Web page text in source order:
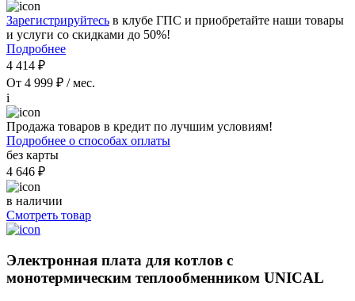
Зарегистрируйтесь в клубе ГПС и приобретайте наши товары
и услуги со скидками до 50%!
Подробнее
4 414 ₽
От 4 999 ₽ / мес.
i
Продажа товаров в кредит по лучшим условиям!
Подробнее о способах оплаты
без карты
4 646 ₽
в наличии
Смотреть товар
Электронная плата для котлов с
монотермическим теплообменником UNICAL